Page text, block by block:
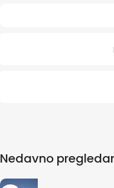
Nedavno